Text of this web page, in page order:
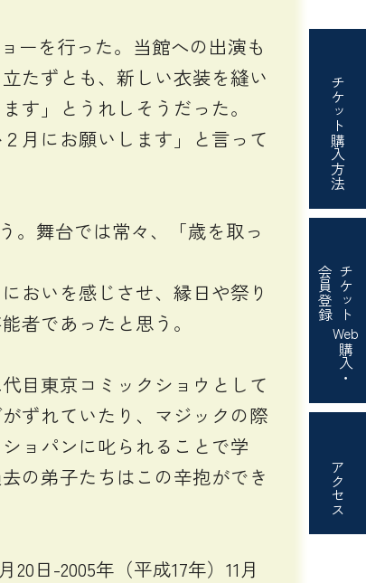
チケット
購入方法
チケット
Web
購入・
会員登録
アクセス
ーを行った。当館への出演も
たずとも、新しい衣装を縫い
す」とうれしそうだった。
月にお願いします」と言って
。舞台では常々、「歳を取っ
おいを感じさせ、縁日や祭り
者であったと思う。
目東京コミックショウとして
ずれていたり、マジックの際
ョパンに叱られることで学
の弟子たちはこの辛抱ができ
日-2005年（平成17年）11月